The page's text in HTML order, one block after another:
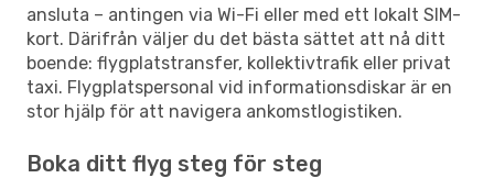
ansluta – antingen via Wi-Fi eller med ett lokalt SIM-
kort. Därifrån väljer du det bästa sättet att nå ditt
boende: flygplatstransfer, kollektivtrafik eller privat
taxi. Flygplatspersonal vid informationsdiskar är en
stor hjälp för att navigera ankomstlogistiken.
Boka ditt flyg steg för steg